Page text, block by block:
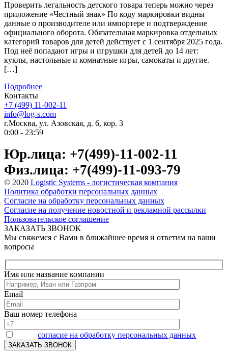
Проверить легальность детского товара теперь можно через
приложение «Честный знак» По коду маркировки видны
данные о производителе или импортере и подтверждение
официального оборота. Обязательная маркировка отдельных
категорий товаров для детей действует с 1 сентября 2025 года.
Под неё попадают игры и игрушки для детей до 14 лет:
куклы, настольные и комнатные игры, самокаты и другие.
[…]
Подробнее
Контакты
+7 (499) 11-002-11
info@log-s.com
г.Москва, ул. Азовская, д. 6, кор. 3
0:00 - 23:59
Юр.лица: +7(499)-11-002-11
Физ.лица: +7(499)-11-093-79
© 2020 Logistic Systems - логистическая компания
Политика обработки персональных данных
Согласие на обработку персональных данных
Согласие на получение новостной и рекламной рассылки
Пользовательское соглашение
ЗАКАЗАТЬ ЗВОНОК
Мы свяжемся с Вами в ближайшее время и ответим на ваши
вопросы
Имя или название компании
Email
Ваш номер телефона
согласие на обработку персональных данных